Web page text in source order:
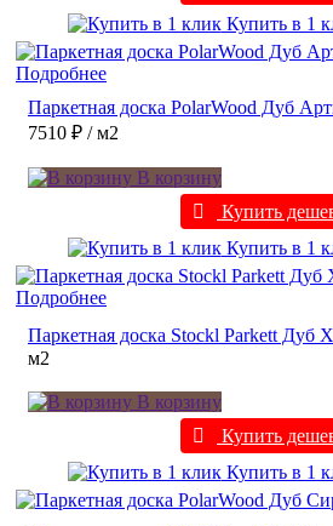
Купить в 1
Подробнее
Паркетная доска PolarWood Дуб
7510 ₽ / м2
В корзину
Купить
Купить в 1
Подробнее
Паркетная доска Stockl Parkett Дуб
м2
В корзину
Купить
Купить в 1